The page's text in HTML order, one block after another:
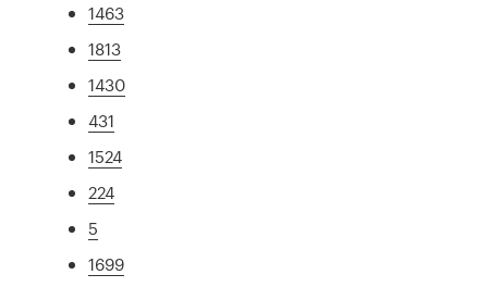
1463
1813
1430
431
1524
224
5
1699